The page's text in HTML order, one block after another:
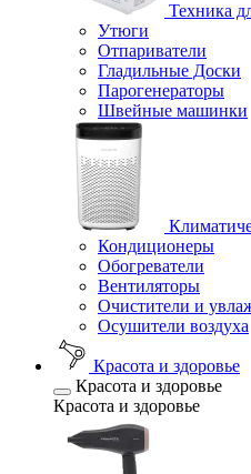
Техника
Утюги
Отпариватели
Гладильные Доски
Парогенераторы
Швейные машинки
Кондиционеры
Обогреватели
Вентиляторы
Очистители и
Осушители воздуха
Красота и здоровье
Красота и здоровье
Красота и здоровье